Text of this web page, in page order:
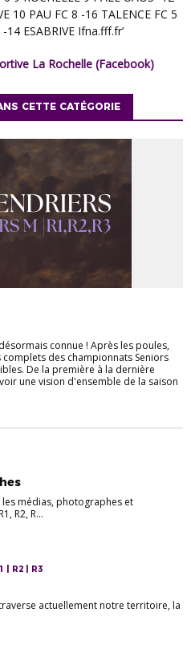
La Rochelle (Facebook)
CETTE CATÉGORIE
connue ! Après les poules,
des championnats Seniors
De la première à la dernière
une vision d'ensemble de la saison
médias, photographes et
R2, R...
| R2 | R3
actuellement notre territoire, la